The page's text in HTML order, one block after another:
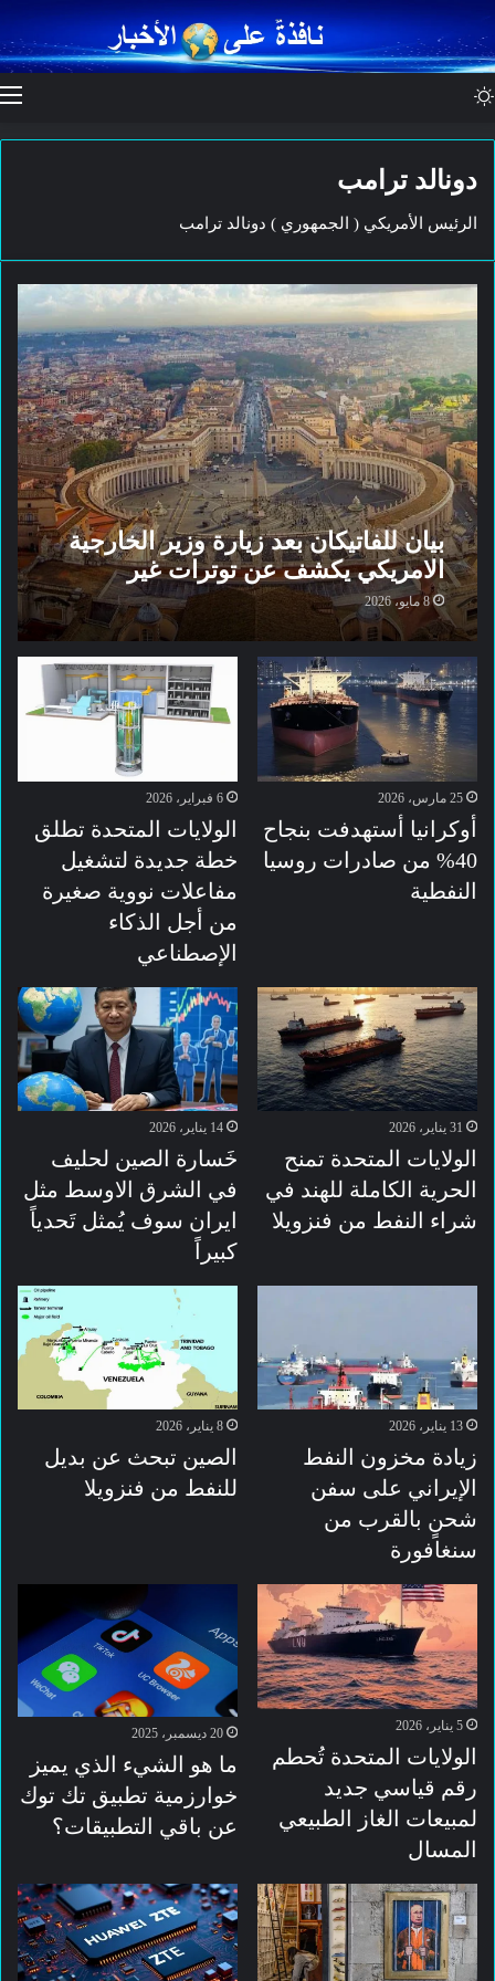
دونالد ترامب
الرئيس الأمريكي ( الجمهوري ) دونالد ترامب
بيان للفاتيكان بعد زيارة وزير الخارجية
الامريكي يكشف عن توترات غير
مسبوقة
8 مايو، 2026
25 مارس، 2026
أوكرانيا أستهدفت بنجاح
40% من صادرات روسيا
النفطية
6 فبراير، 2026
الولايات المتحدة تطلق
خطة جديدة لتشغيل
مفاعلات نووية صغيرة
من أجل الذكاء
الإصطناعي
31 يناير، 2026
الولايات المتحدة تمنح
الحرية الكاملة للهند في
شراء النفط من فنزويلا
14 يناير، 2026
خَسارة الصين لحليف
في الشرق الاوسط مثل
ايران سوف يُمثل تَحدياً
كبيراً
13 يناير، 2026
زيادة مخزون النفط
الإيراني على سفن
شحنٍ بالقرب من
سنغافورة
8 يناير، 2026
الصين تبحث عن بديل
للنفط من فنزويلا
5 يناير، 2026
الولايات المتحدة تُحطم
رقم قياسي جديد
لمبيعات الغاز الطبيعي
المسال
20 ديسمبر، 2025
ما هو الشيء الذي يميز
خوارزمية تطبيق تك توك
عن باقي التطبيقات؟